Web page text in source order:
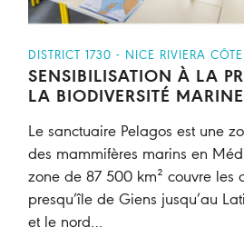
DISTRICT 1730 - NICE RIVIERA
SENSIBILISATION À LA
LA BIODIVERSITÉ MARINE
Le sanctuaire Pelagos est une
des mammifères marins en
zone de 87 500 km² couvre les
presqu’île de Giens jusqu’au
et le nord…